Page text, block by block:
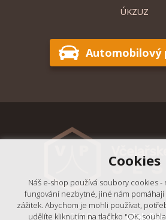
ÚKZUZ
Automobilový
© 2018 - 2026,
Cookies
Náš e-shop používá soubory cookies
fungování nezbytné, jiné nám
zážitek. Abychom je mohli používat,
udělíte kliknutím na tlačítko "OK,